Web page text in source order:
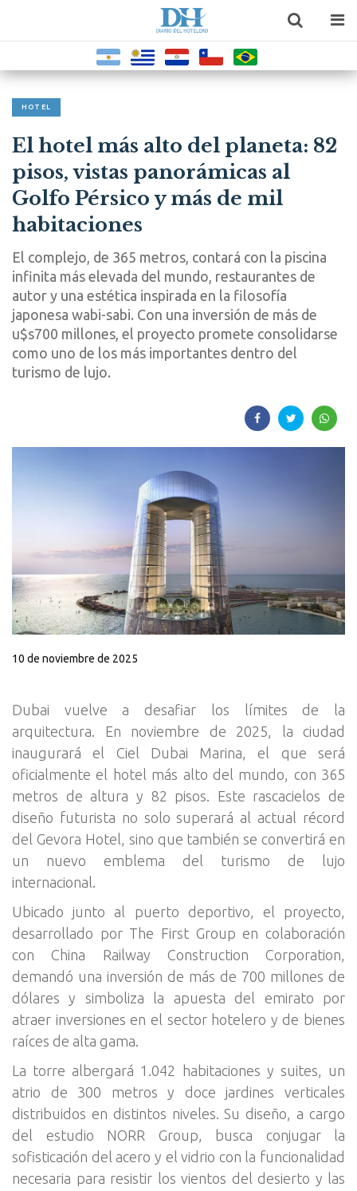
HOTEL
El hotel más alto del planeta: 82
pisos, vistas panorámicas al
Golfo Pérsico y más de mil
habitaciones
El complejo, de 365 metros, contará con la piscina
infinita más elevada del mundo, restaurantes de
autor y una estética inspirada en la filosofía
japonesa wabi-sabi. Con una inversión de más de
u$s700 millones, el proyecto promete consolidarse
como uno de los más importantes dentro del
turismo de lujo.
10 de noviembre de 2025
Dubai vuelve a desafiar los límites de la
arquitectura. En noviembre de 2025, la ciudad
inaugurará el Ciel Dubai Marina, el que será
oficialmente el hotel más alto del mundo, con 365
metros de altura y 82 pisos. Este rascacielos de
diseño futurista no solo superará al actual récord
del Gevora Hotel, sino que también se convertirá en
un nuevo emblema del turismo de lujo
internacional.
Ubicado junto al puerto deportivo, el proyecto,
desarrollado por The First Group en colaboración
con China Railway Construction Corporation,
demandó una inversión de más de 700 millones de
dólares y simboliza la apuesta del emirato por
atraer inversiones en el sector hotelero y de bienes
raíces de alta gama.
La torre albergará 1.042 habitaciones y suites, un
atrio de 300 metros y doce jardines verticales
distribuidos en distintos niveles. Su diseño, a cargo
del estudio NORR Group, busca conjugar la
sofisticación del acero y el vidrio con la funcionalidad
necesaria para resistir los vientos del desierto y las